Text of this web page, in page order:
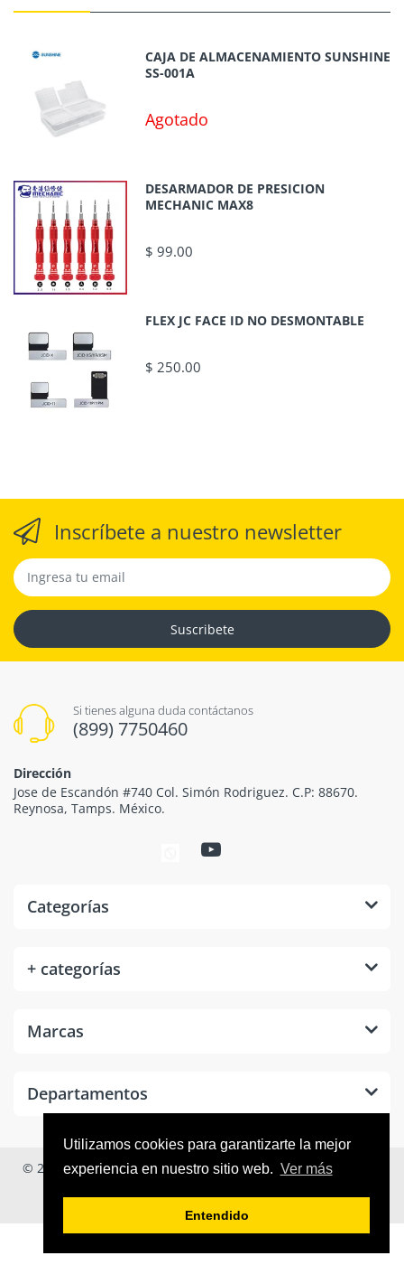
Utilizamos cookies para garantizarte la mejor
experiencia en nuestro sitio web. Ver más
Entendido
CAJA DE ALMACENAMIENTO SUNSHINE
SS-001A
Agotado
DESARMADOR DE PRESICION
MECHANIC MAX8
$ 99.00
FLEX JC FACE ID NO DESMONTABLE
$ 250.00
Inscríbete a nuestro newsletter
Suscribete
Si tienes alguna duda contáctanos
(899) 7750460
Dirección
Jose de Escandón #740 Col. Simón Rodriguez. C.P: 88670.
Reynosa, Tamps. México.
Categorías
+ categorías
Marcas
Departamentos
© 2026Tool Room México. Todos los derechos reservados.